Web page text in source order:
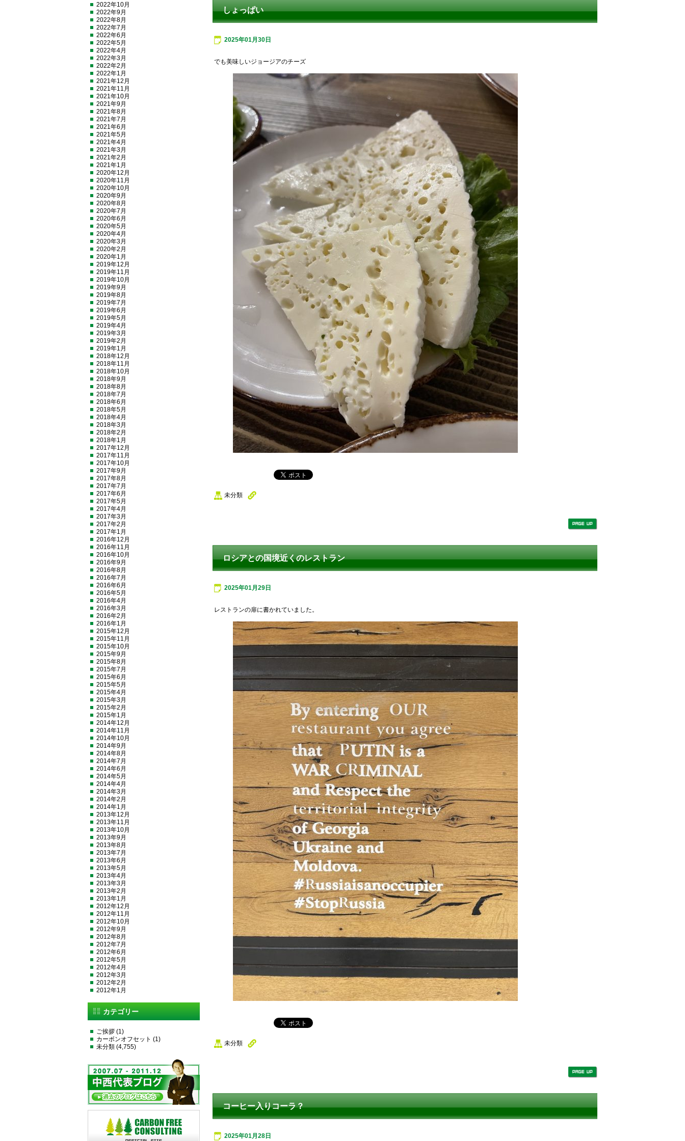
しょっぱい
2025年01月30日
でも美味しいジョージアのチーズ
未分類
ロシアとの国境近くのレストラン
2025年01月29日
レストランの扉に書かれていました。
未分類
コーヒー入りコーラ？
2025年01月28日
2022年10月
2022年9月
2022年8月
2022年7月
2022年6月
2022年5月
2022年4月
2022年3月
2022年2月
2022年1月
2021年12月
2021年11月
2021年10月
2021年9月
2021年8月
2021年7月
2021年6月
2021年5月
2021年4月
2021年3月
2021年2月
2021年1月
2020年12月
2020年11月
2020年10月
2020年9月
2020年8月
2020年7月
2020年6月
2020年5月
2020年4月
2020年3月
2020年2月
2020年1月
2019年12月
2019年11月
2019年10月
2019年9月
2019年8月
2019年7月
2019年6月
2019年5月
2019年4月
2019年3月
2019年2月
2019年1月
2018年12月
2018年11月
2018年10月
2018年9月
2018年8月
2018年7月
2018年6月
2018年5月
2018年4月
2018年3月
2018年2月
2018年1月
2017年12月
2017年11月
2017年10月
2017年9月
2017年8月
2017年7月
2017年6月
2017年5月
2017年4月
2017年3月
2017年2月
2017年1月
2016年12月
2016年11月
2016年10月
2016年9月
2016年8月
2016年7月
2016年6月
2016年5月
2016年4月
2016年3月
2016年2月
2016年1月
2015年12月
2015年11月
2015年10月
2015年9月
2015年8月
2015年7月
2015年6月
2015年5月
2015年4月
2015年3月
2015年2月
2015年1月
2014年12月
2014年11月
2014年10月
2014年9月
2014年8月
2014年7月
2014年6月
2014年5月
2014年4月
2014年3月
2014年2月
2014年1月
2013年12月
2013年11月
2013年10月
2013年9月
2013年8月
2013年7月
2013年6月
2013年5月
2013年4月
2013年3月
2013年2月
2013年1月
2012年12月
2012年11月
2012年10月
2012年9月
2012年8月
2012年7月
2012年6月
2012年5月
2012年4月
2012年3月
2012年2月
2012年1月
カテゴリー
ご挨拶 (1)
カーボンオフセット (1)
未分類 (4,755)